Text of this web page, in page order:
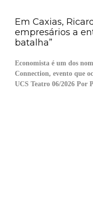
Em Caxias,
empresários a
batalha”
Economista é um dos
Connection, evento que
UCS Teatro 06/2026 Por